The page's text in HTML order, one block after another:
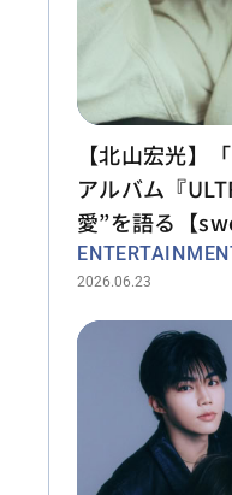
【北山宏光】
アルバム『
愛”を語る【
2026.06.23